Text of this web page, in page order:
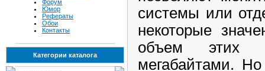
Форум
Юмор
Рефераты
Обои
Контакты
Категории каталога
системы или
некоторые
объем этих
мегабайтами.